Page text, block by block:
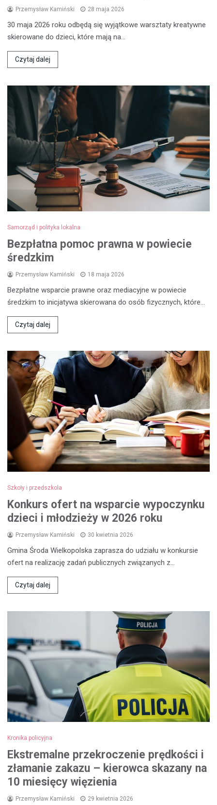
Przemysław Kamiński 28 maja 2026
30 maja 2026 roku odbędą się wyjątkowe warsztaty kreatywne
skierowane do dzieci, które mają na…
Czytaj dalej
Samorząd i polityka lokalna
Bezpłatna pomoc prawna w powiecie
średzkim
Przemysław Kamiński 18 maja 2026
Bezpłatne wsparcie prawne oraz mediacyjne w powiecie
średzkim to inicjatywa skierowana do osób fizycznych, które…
Czytaj dalej
Szkoły i przedszkola
Konkurs ofert na wsparcie wypoczynku
dzieci i młodzieży w 2026 roku
Przemysław Kamiński 30 kwietnia 2026
Gmina Środa Wielkopolska zaprasza do udziału w konkursie
ofert na realizację zadań publicznych związanych z…
Czytaj dalej
Kronika policyjna
Ekstremalne przekroczenie prędkości i
złamanie zakazu – kierowca skazany na
10 miesięcy więzienia
Przemysław Kamiński 29 kwietnia 2026